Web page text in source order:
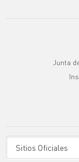
Junta